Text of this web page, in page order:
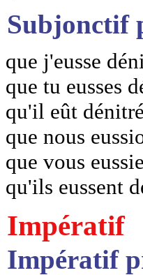
Subjonctif
que j'eusse
que tu eusses
qu'il eût dénitré
que nous
que vous
qu'ils eussent
Impératif
Impératif